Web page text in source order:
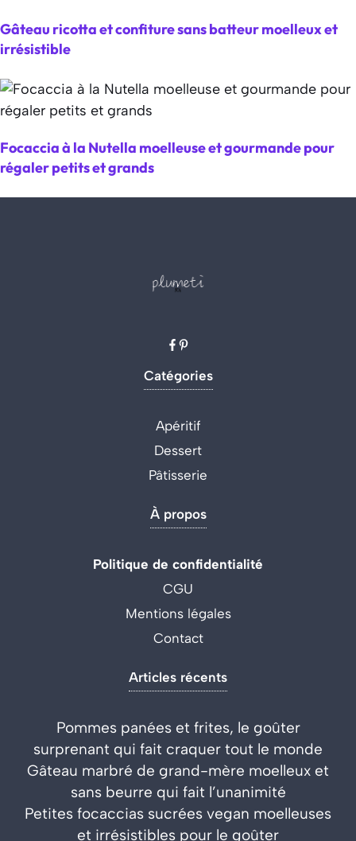
Gâteau ricotta et confiture sans batteur moelleux et
irrésistible
Focaccia à la Nutella moelleuse et gourmande pour
régaler petits et grands
Catégories
Apéritif
Dessert
Pâtisserie
À propos
Politique de confidentialité
CGU
Mentions légales
Contact
Articles récents
Pommes panées et frites, le goûter
surprenant qui fait craquer tout le monde
Gâteau marbré de grand-mère moelleux et
sans beurre qui fait l’unanimité
Petites focaccias sucrées vegan moelleuses
et irrésistibles pour le goûter